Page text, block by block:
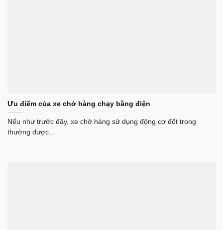
Ưu điểm của xe chở hàng chạy bằng điện
Nếu như trước đây, xe chở hàng sử dụng động cơ đốt trong
thường được...